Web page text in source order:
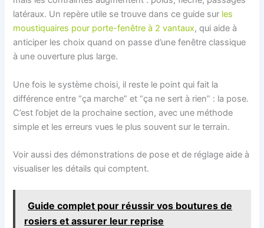
latéraux. Un repère utile se trouve dans ce guide sur les
moustiquaires pour porte-fenêtre à 2 vantaux, qui aide à
anticiper les choix quand on passe d’une fenêtre classique
à une ouverture plus large.
Une fois le système choisi, il reste le point qui fait la
différence entre “ça marche” et “ça ne sert à rien” : la pose.
C’est l’objet de la prochaine section, avec une méthode
simple et les erreurs vues le plus souvent sur le terrain.
Voir aussi des démonstrations de pose et de réglage aide à
visualiser les détails qui comptent.
Guide complet pour réussir vos boutures de
rosiers et assurer leur reprise